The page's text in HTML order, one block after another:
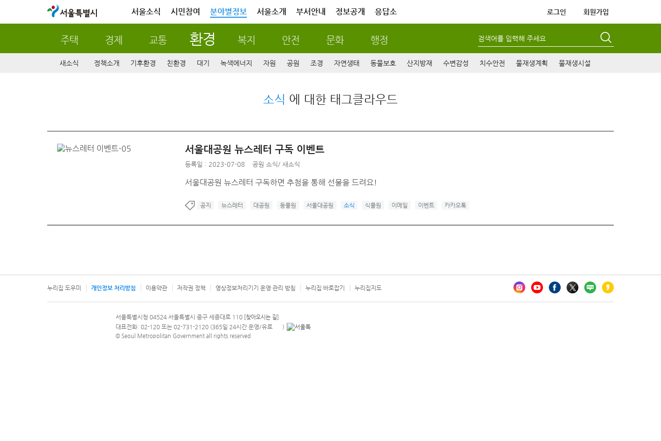
서울특별시 서울소식 시민참여 분야별정보 서울소개 부서안내 정보공개 응답소 로그인 회원가입
주택 경제 교통 환경 복지 안전 문화 행정 검색어를 입력해 주세요
새소식 정책소개 기후환경 친환경 대기 녹색에너지 자원 공원 조경 자연생태 동물보호 산지방재 수변감성 치수안전 물재생계획 물재생시설
소식 에 대한 태그클라우드
서울대공원 뉴스레터 구독 이벤트
등록일 : 2023-07-08 공원 소식/ 새소식
서울대공원 뉴스레터 구독하면 추첨을 통해 선물을 드려요!
공지 뉴스레터 대공원 동물원 서울대공원 소식 식물원 이메일 이벤트 카카오톡
누리집 도우미 개인정보 처리방침 이용약관 저작권 정책 영상정보처리기기 운영·관리 방침 누리집 바로잡기 누리집지도
문의 전화번호 120, 120 다산콜재단
서울특별시청 04524 서울특별시 중구 세종대로 110 [찾아오시는 길]
대표전화: 02-120 또는 02-731-2120 (365일 24시간 운영/유료 안내팝업 열기
)
© Seoul Metropolitan Government all rights reserved